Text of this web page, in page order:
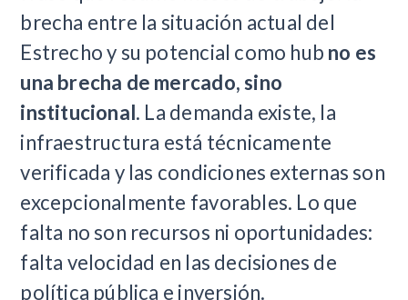
brecha entre la situación actual del
Estrecho y su potencial como hub no es
una brecha de mercado, sino
institucional. La demanda existe, la
infraestructura está técnicamente
verificada y las condiciones externas son
excepcionalmente favorables. Lo que
falta no son recursos ni oportunidades:
falta velocidad en las decisiones de
política pública e inversión.